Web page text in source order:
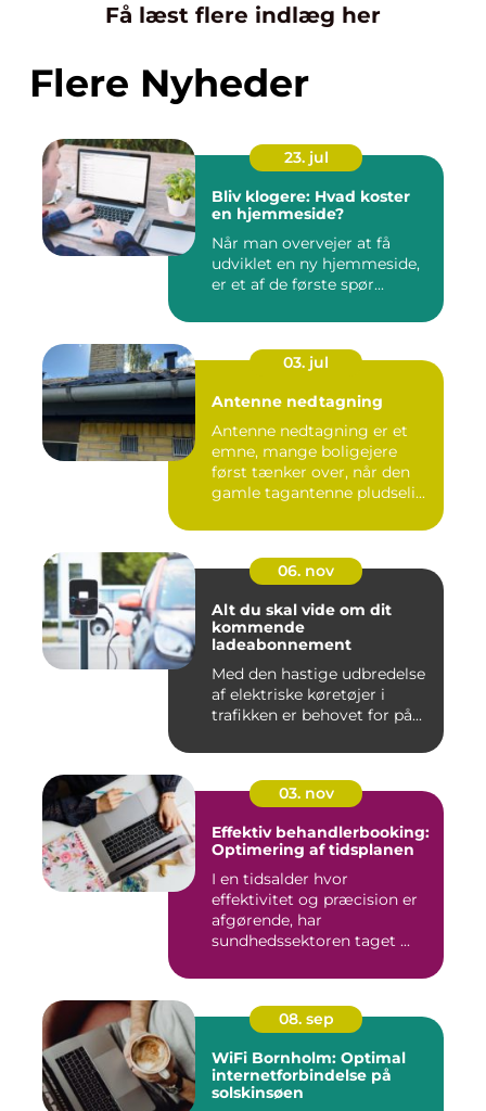
Få læst flere indlæg her
Flere Nyheder
23. jul
Bliv klogere: Hvad koster
en hjemmeside?
Når man overvejer at få
udviklet en ny hjemmeside,
er et af de første spør...
03. jul
Antenne nedtagning
Antenne nedtagning er et
emne, mange boligejere
først tænker over, når den
gamle tagantenne pludseli...
06. nov
Alt du skal vide om dit
kommende
ladeabonnement
Med den hastige udbredelse
af elektriske køretøjer i
trafikken er behovet for på...
03. nov
Effektiv behandlerbooking:
Optimering af tidsplanen
I en tidsalder hvor
effektivitet og præcision er
afgørende, har
sundhedssektoren taget ...
08. sep
WiFi Bornholm: Optimal
internetforbindelse på
solskinsøen